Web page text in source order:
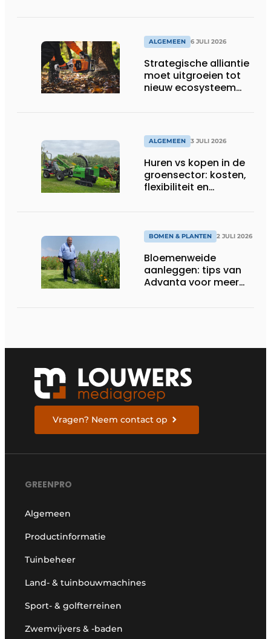
ALGEMEEN 6 JULI 2026
Strategische alliantie
moet uitgroeien tot
nieuw ecosysteem
ALGEMEEN 3 JULI 2026
Huren vs kopen in de
groensector: kosten,
flexibiliteit en
BOMEN & PLANTEN 2 JULI 2026
Bloemenweide
aanleggen: tips van
Advanta voor meer
Vragen? Neem contact op
GREENPRO
Algemeen
Productinformatie
Tuinbeheer
Land- & tuinbouwmachines
Sport- & golfterreinen
Zwemvijvers & -baden